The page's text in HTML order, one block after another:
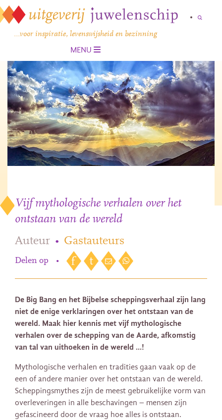
…voor inspiratie, levenswijsheid en bezinning
MENU
Vijf mythologische verhalen over het
ontstaan van de wereld
Auteur • Gastauteurs
Delen op •
De Big Bang en het Bijbelse scheppingsverhaal zijn lang
niet de enige verklaringen over het ontstaan van de
wereld. Maak hier kennis met vijf mythologische
verhalen over de schepping van de Aarde, afkomstig
van tal van uithoeken in de wereld …!
Mythologische verhalen en tradities gaan vaak op de
een of andere manier over het ontstaan van de wereld.
Scheppingsmythes zijn de meest gebruikelijke vorm van
overleveringen in alle beschavingen – mensen zijn
gefascineerd door de vraag hoe alles ​​is ontstaan.